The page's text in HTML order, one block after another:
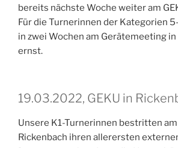
bereits nächste Woche weiter am
Für die Turnerinnen der Kategorien
in zwei Wochen am Gerätemeeting
ernst.
19.03.2022, GEKU in
Unsere K1-Turnerinnen bestritten am
Rickenbach ihren allerersten